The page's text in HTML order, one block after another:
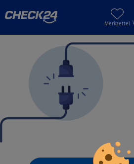
Merkzettel